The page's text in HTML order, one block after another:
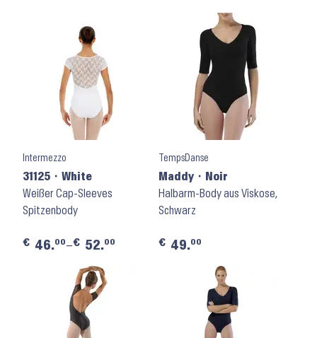
Intermezzo
31125 ⬝ White
Weißer Cap-Sleeves
Spitzenbody
€ 46.00–€ 52.00
TempsDanse
Maddy ⬝ Noir
Halbarm-Body aus Viskose,
Schwarz
€ 49.00